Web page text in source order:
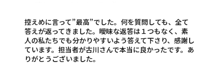
控えめに言って”最高”でした。何を質問しても、全て
答えが返ってきました。曖昧な返答は１つもなく、素
人の私たちでも分かりやすいよう答えて下さり、感謝し
ています。担当者が古川さんで本当に良かったです。あ
りがとうございました。